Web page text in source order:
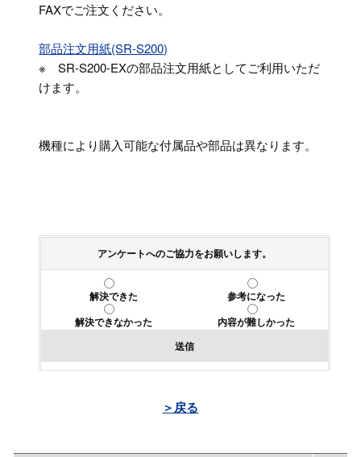
FAXでご注文ください。
部品注文用紙(SR-S200)
※ SR-S200-EXの部品注文用紙としてご利用いただ
けます。
機種により購入可能な付属品や部品は異なります。
アンケートへのご協力をお願いします。
解決できた
参考になった
解決できなかった
内容が難しかった
送信
＞戻る